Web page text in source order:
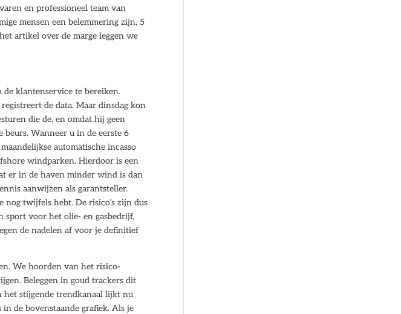
en professioneel team van
mensen een belemmering zijn, 5
artikel over de marge leggen we
klantenservice te bereiken.
de data. Maar dinsdag kon
die de, en omdat hij geen
Wanneer u in de eerste 6
automatische incasso
windparken. Hierdoor is een
er in de haven minder wind is dan
aanwijzen als garantsteller.
twijfels hebt. De risico’s zijn dus
sport voor het olie- en gasbedrijf,
de nadelen af voor je definitief
We hoorden van het risico-
Beleggen in goud trackers dit
het stijgende trendkanaal lijkt nu
de bovenstaande grafiek. Als je